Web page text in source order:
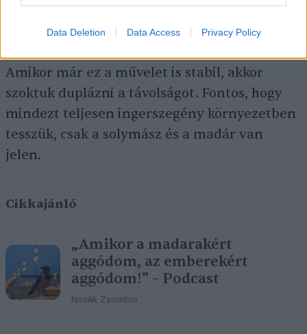
Data Deletion Data Access Privacy Policy
távolságot jelent, a madárnak energiát kell
fektetni a műveletbe, szó szerint ugrania kell.
Amikor már ez a művelet is stabil, akkor
szoktuk duplázni a távolságot. Fontos, hogy
mindezt teljesen ingerszegény környezetben
tesszük, csak a solymász és a madár van
jelen.
Cikkajánló
„Amikor a madarakért
aggódom, az emberekért
aggódom!” – Podcast
Novák Zsombor